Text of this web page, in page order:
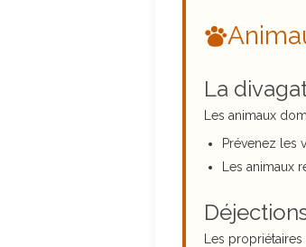
La
Les animaux
Prévenez les
Les animaux
Les